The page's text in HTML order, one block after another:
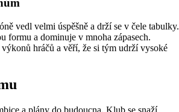
vedl velmi úspěšně a drží se v čele tabulky.
formu a dominuje v mnoha zápasech.
hráčů a věří, že si tým udrží vysoké
a plány do budoucna. Klub se snaží